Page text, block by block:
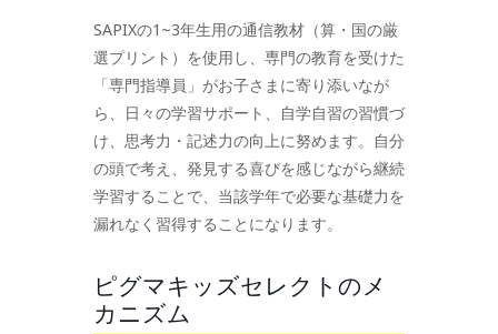
SAPIXの1~3年生用の通信教材（算・国の厳
選プリント）を使用し、専門の教育を受けた
「専門指導員」がお子さまに寄り添いなが
ら、日々の学習サポート、自学自習の習慣づ
け、思考力・記述力の向上に努めます。自分
の頭で考え、発見する喜びを感じながら継続
学習することで、当該学年で必要な基礎力を
漏れなく習得することになります。
ピグマキッズセレクトのメ
カニズム